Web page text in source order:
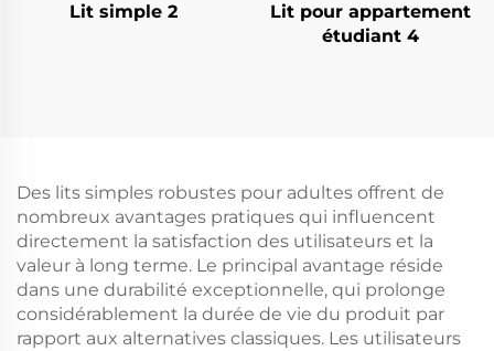
Lit simple 2
Lit pour appartement
étudiant 4
Des lits simples robustes pour adultes offrent de
nombreux avantages pratiques qui influencent
directement la satisfaction des utilisateurs et la
valeur à long terme. Le principal avantage réside
dans une durabilité exceptionnelle, qui prolonge
considérablement la durée de vie du produit par
rapport aux alternatives classiques. Les utilisateurs